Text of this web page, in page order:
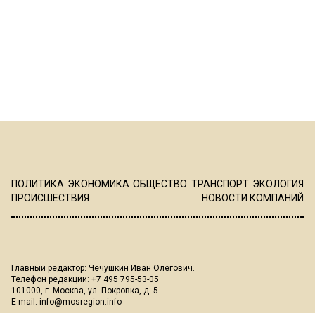
ПОЛИТИКА ЭКОНОМИКА ОБЩЕСТВО ТРАНСПОРТ ЭКОЛОГИЯ
ПРОИСШЕСТВИЯ
НОВОСТИ КОМПАНИЙ
Главный редактор: Чечушкин Иван Олегович.
Телефон редакции: +7 495 795-53-05
101000, г. Москва, ул. Покровка, д. 5
E-mail: info@mosregion.info